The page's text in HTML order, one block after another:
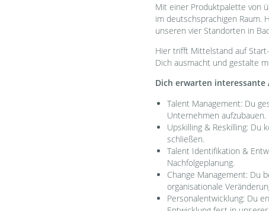
Mit einer Produktpalette von
im deutschsprachigen Raum.
unseren vier Standorten in
Hier trifft Mittelstand auf
Dich ausmacht und gestalte
Dich erwarten interessante
Talent Management: Du
Unternehmen aufzubauen.
Upskilling & Reskilling: Du
schließen.
Talent Identifikation &
Nachfolgeplanung.
Change Management: Du
organisationale
Personalentwicklung: Du